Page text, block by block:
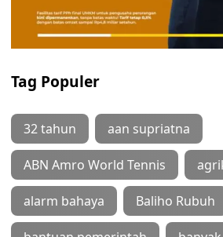
Tag Populer
32 tahun aan supriatna
ABN Amro World Tennis
alarm bahaya Baliho Rubuh